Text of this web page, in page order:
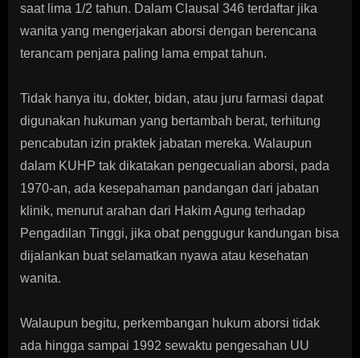
saat lima 1/2 tahun. Dalam Clausal 346 terdaftar jika
wanita yang mengerjakan aborsi dengan berencana
terancam penjara paling lama empat tahun.
Tidak hanya itu, dokter, bidan, atau juru farmasi dapat
digunakan hukuman yang bertambah berat, terhitung
pencabutan izin praktek jabatan mereka. Walaupun
dalam KUHP tak dikatakan pengecualian aborsi, pada
1970-an, ada kesepahaman pandangan dari jabatan
klinik, menurut arahan dari Hakim Agung terhadap
Pengadilan Tinggi, jika obat penggugur kandungan bisa
dijalankan buat selamatkan nyawa atau kesehatan
wanita.
Walaupun begitu, perkembangan hukum aborsi tidak
ada hingga sampai 1992 sewaktu pengesahan UU